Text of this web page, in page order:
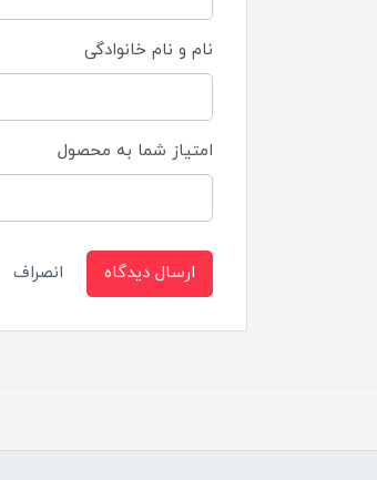
نام و نام خانوادگی
امتیاز شما به محصول
ارسال دیدگاه انصراف